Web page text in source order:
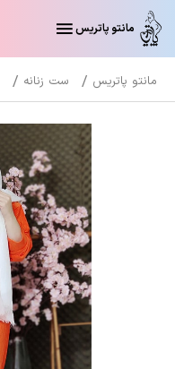
مانتو پاتریس
مانتو پاتریس ست زنانه